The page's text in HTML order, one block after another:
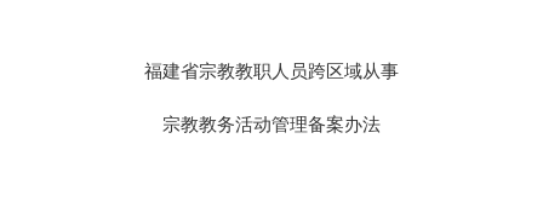
福建省宗教教职人员跨区域从事
宗教教务活动管理备案办法